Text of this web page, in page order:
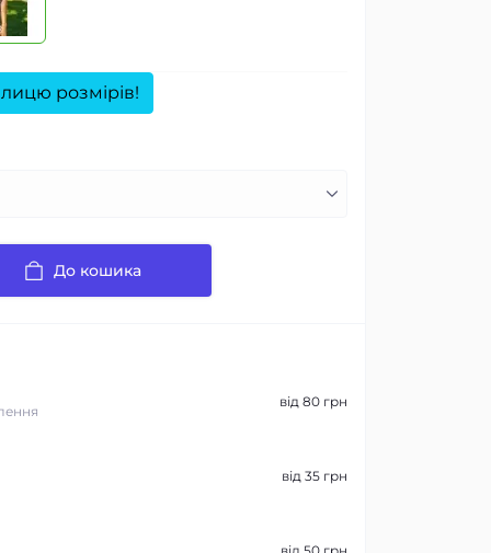
розмірів!
До кошика
від 80 грн
від 35 грн